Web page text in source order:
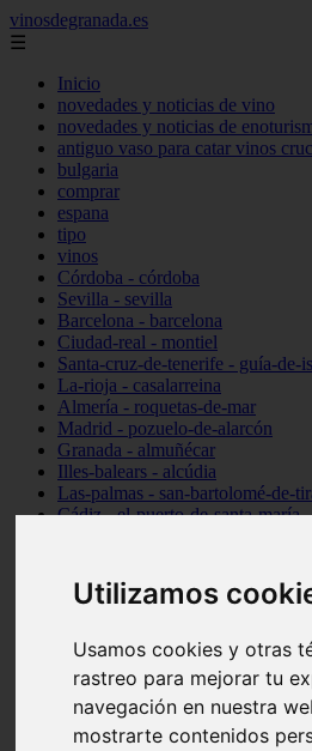
Utilizamos
Usamos cookies y otras
rastreo para mejorar tu
navegación en nuestra
mostrarte contenidos
vinosdegranada.es
☰
Inicio
novedades y noticias de vino
novedades y noticias de
antiguo vaso para catar vinos
bulgaria
comprar
espana
tipo
vinos
Córdoba - córdoba
Sevilla - sevilla
Barcelona - barcelona
Ciudad-real - montiel
Santa-cruz-de-tenerife - guía-de-
La-rioja - casalarreina
Almería - roquetas-de-mar
Madrid - pozuelo-de-alarcón
Granada - almuñécar
Illes-balears - alcúdia
Las-palmas - san-bartolomé-de-
Cádiz - el-puerto-de-santa-maría
Santa-cruz-de-tenerife - los-
Cantabria - suances
Granada - monachil
Huesca - isábena
Huesca - alquézar
Huesca - castejón-de-sos